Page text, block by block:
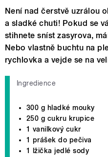
Není nad čerstvě uzrálou
a sladké chuti! Pokud se
stihnete sníst zasyrova,
Nebo vlastně buchtu na
rychlovka a vejde se na
Ingredience
300 g hladké mouky
250 g cukru krupice
1 vanilkový cukr
1 prášek do pečiva
1 lžička jedlé sody